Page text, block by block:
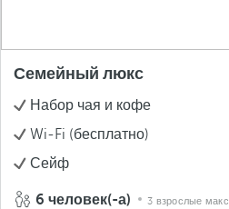
Семейный люкс
Набор чая и кофе
Wi-Fi (бесплатно)
Сейф
6 человек(-а) 3 взрослые макс.